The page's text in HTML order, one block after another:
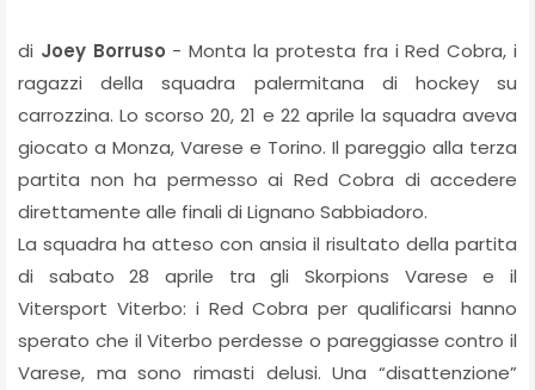
di Joey Borruso - Monta la protesta fra i Red Cobra, i
ragazzi della squadra palermitana di hockey su
carrozzina. Lo scorso 20, 21 e 22 aprile la squadra aveva
giocato a Monza, Varese e Torino. Il pareggio alla terza
partita non ha permesso ai Red Cobra di accedere
direttamente alle finali di Lignano Sabbiadoro.
La squadra ha atteso con ansia il risultato della partita
di sabato 28 aprile tra gli Skorpions Varese e il
Vitersport Viterbo: i Red Cobra per qualificarsi hanno
sperato che il Viterbo perdesse o pareggiasse contro il
Varese, ma sono rimasti delusi. Una “disattenzione”